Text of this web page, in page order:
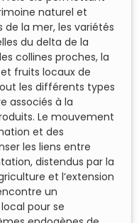
naturel et
de la mer, les variétés
du delta de la
collines proches, la
fruits locaux de
les différents types
associés à la
Le mouvement
et des
les liens entre
distendus par la
et l’extension
un
pour se